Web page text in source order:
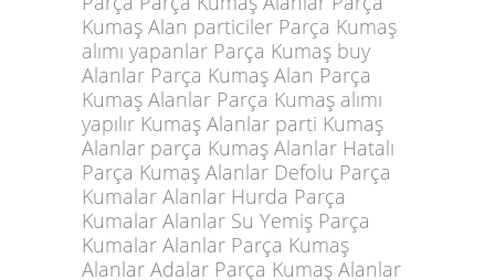
Kumaş Alan particiler Parça Kumaş
alımı yapanlar Parça Kumaş buy
Alanlar Parça Kumaş Alan Parça
Kumaş Alanlar Parça Kumaş alımı
yapılır Kumaş Alanlar parti Kumaş
Alanlar parça Kumaş Alanlar Hatalı
Parça Kumaş Alanlar Defolu Parça
Kumalar Alanlar Hurda Parça
Kumalar Alanlar Su Yemiş Parça
Kumalar Alanlar Parça Kumaş
Alanlar Adalar Parça Kumaş Alanlar